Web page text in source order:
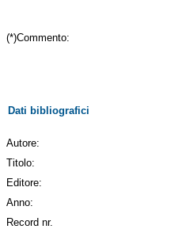
(*)Commento:
Dati bibliografici
Autore:
Titolo:
Editore:
Anno:
Record nr.